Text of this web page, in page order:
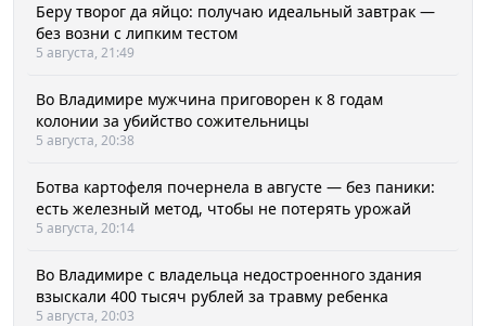
Беру творог да яйцо: получаю идеальный завтрак —
без возни с липким тестом
5 августа, 21:49
Во Владимире мужчина приговорен к 8 годам
колонии за убийство сожительницы
5 августа, 20:38
Ботва картофеля почернела в августе — без паники:
есть железный метод, чтобы не потерять урожай
5 августа, 20:14
Во Владимире с владельца недостроенного здания
взыскали 400 тысяч рублей за травму ребенка
5 августа, 20:03